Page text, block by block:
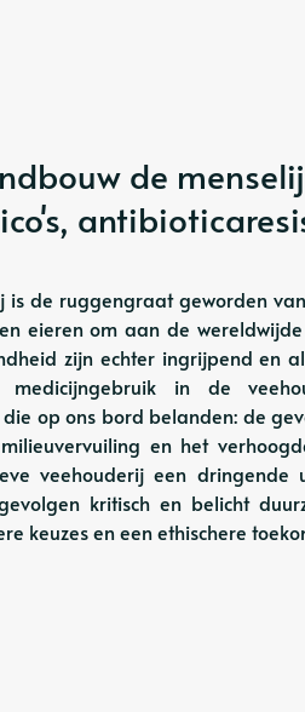
de
is de ruggengraat geworden
eieren om aan de
zijn echter ingrijpend en
in de
op ons bord belanden: de
en het
veehouderij een dringende
kritisch en belicht
keuzes en een ethischere